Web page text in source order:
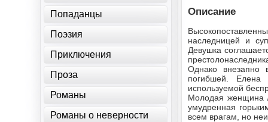
Описание
наследницей и
Девушка
Однако внезапно
погибшей. Елена
используемой
Молодая женщина
умудренная
всем врагам, но
Попаданцы
Поэзия
Приключения
Проза
Романы
Романы о неверности